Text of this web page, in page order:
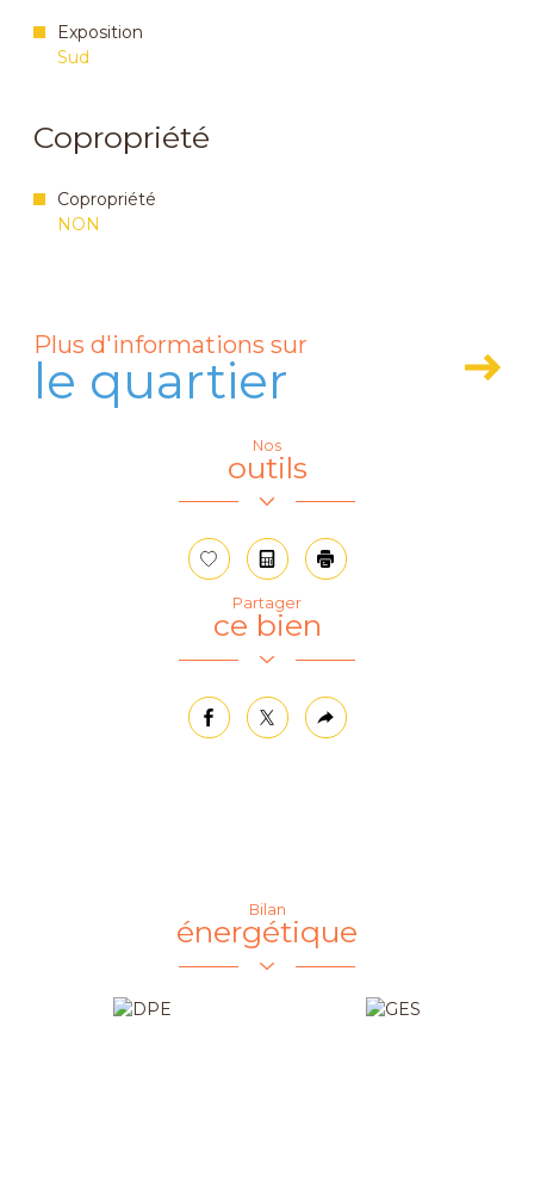
Exposition
Sud
Copropriété
Copropriété
NON
Plus d'informations sur
le quartier
Leaflet
Nos
outils
Sélectionner
CalculatriceImprimer
Partager
ce bien
facebooktwitterPlus
de
Bilan
énergétique